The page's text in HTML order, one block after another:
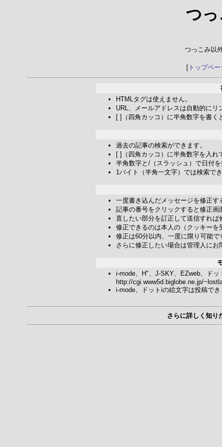
つっ
つっこみ以
[ トップペー
HTMLタグは使えません。
URL、メールアドレスは自動的にリ
[ ]（四角カッコ）に半角数字を書
過去の記事の検索ができます。
[ ]（四角カッコ）に半角数字を入
半角数字と/（スラッシュ）で日付
1バイト（半角一文字）では検索で
一度書き込んだメッセージを修正す
記事の番号をクリックすると修正画
直したい部分を訂正して送信すれば
修正できるのは本人の（クッキー
修正は60分以内、一度に限り可能で
さらに修正したい場合は管理人にお
i-mode、H"、J-SKY、EZweb、ド
http://cgi.www5d.biglobe.ne.jp/
i-mode、ドットiの絵文字は投稿で
さらに詳しく知り